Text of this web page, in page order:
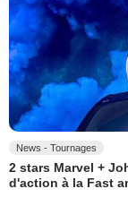
News - Tournages
2 stars Marvel +
d'action à la Fast